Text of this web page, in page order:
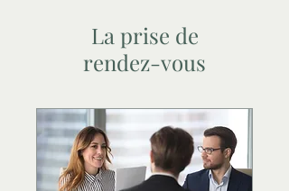
La prise de
rendez-vous